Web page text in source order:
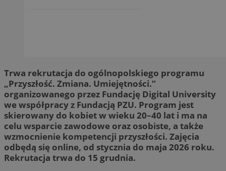
Trwa rekrutacja do ogólnopolskiego programu
„Przyszłość. Zmiana. Umiejętności.”
organizowanego przez Fundację Digital University
we współpracy z Fundacją PZU. Program jest
skierowany do kobiet w wieku 20–40 lat i ma na
celu wsparcie zawodowe oraz osobiste, a także
wzmocnienie kompetencji przyszłości. Zajęcia
odbędą się online, od stycznia do maja 2026 roku.
Rekrutacja trwa do 15 grudnia.